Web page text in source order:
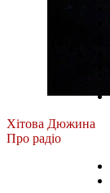
Хітова Дюжина
Про радіо